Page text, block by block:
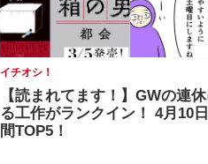
イチオシ！
【読まれてます！】GWの連
る工作がランクイン！ 4月10
間TOP5！